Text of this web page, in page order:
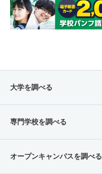
大学を調べる
専門学校を調べる
オープンキャンパスを調べる